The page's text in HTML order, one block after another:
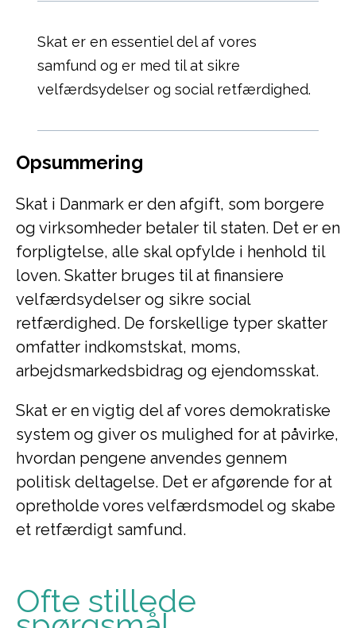
Skat er en essentiel del af vores
samfund og er med til at sikre
velfærdsydelser og social retfærdighed.
Opsummering
Skat i Danmark er den afgift, som borgere
og virksomheder betaler til staten. Det er en
forpligtelse, alle skal opfylde i henhold til
loven. Skatter bruges til at finansiere
velfærdsydelser og sikre social
retfærdighed. De forskellige typer skatter
omfatter indkomstskat, moms,
arbejdsmarkedsbidrag og ejendomsskat.
Skat er en vigtig del af vores demokratiske
system og giver os mulighed for at påvirke,
hvordan pengene anvendes gennem
politisk deltagelse. Det er afgørende for at
opretholde vores velfærdsmodel og skabe
et retfærdigt samfund.
Ofte stillede